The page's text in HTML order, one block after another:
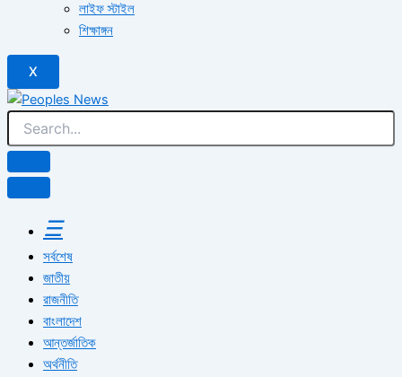
লাইফ স্টাইল
শিক্ষাঙ্গন
X
☰
সর্বশেষ
জাতীয়
রাজনীতি
বাংলাদেশ
আন্তর্জাতিক
অর্থনীতি